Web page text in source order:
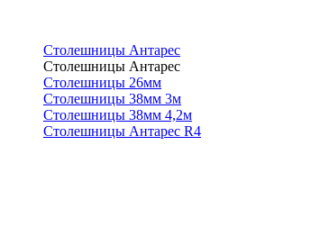
Столешницы Антарес
Столешницы Антарес
Столешницы 26мм
Столешницы 38мм 3м
Столешницы 38мм 4,2м
Столешницы Антарес R4